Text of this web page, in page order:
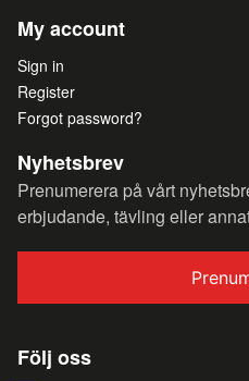
My account
Sign in
Register
Forgot password?
Nyhetsbrev
Prenumerera på vårt
erbjudande, tävling eller
Följ oss